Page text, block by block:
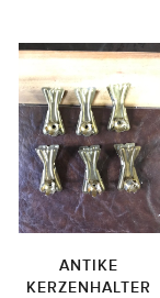
ANTIKE
KERZENHALTER